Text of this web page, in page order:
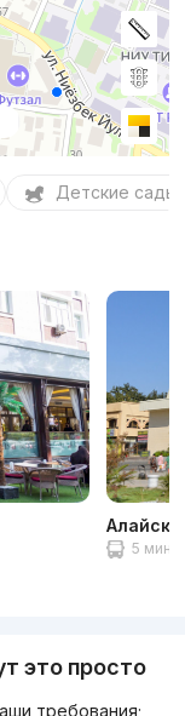
Детские сады
5 мин
это просто
требования;